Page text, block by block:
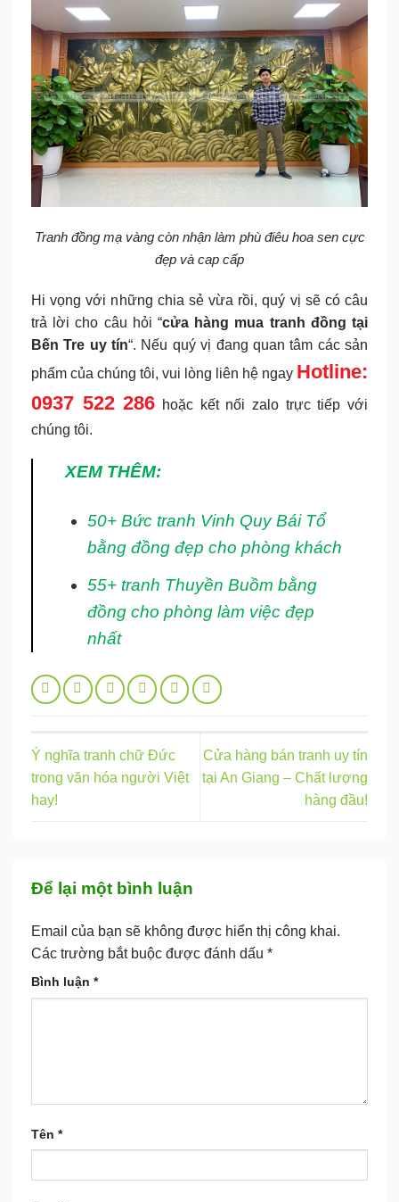
Tranh đồng mạ vàng còn nhận làm phù điêu hoa sen cực
đẹp và cap cấp
Hi vọng với những chia sẻ vừa rồi, quý vị sẽ có câu
trả lời cho câu hỏi “cửa hàng mua tranh đồng tại
Bến Tre uy tín“. Nếu quý vị đang quan tâm các sản
phẩm của chúng tôi, vui lòng liên hệ ngay Hotline:
0937 522 286 hoặc kết nối zalo trực tiếp với
chúng tôi.
XEM THÊM:
50+ Bức tranh Vinh Quy Bái Tổ
bằng đồngđẹp cho phòng khách
55+ tranh Thuyền Buồm bằng
đồngcho phòng làm việc đẹp
nhất
Ý nghĩa tranh chữ Đức
trong văn hóa người Việt
hay!
Cửa hàng bán tranh uy tín
tại An Giang – Chất lượng
hàng đầu!
Để lại một bình luận
Email của bạn sẽ không được hiển thị công khai.
Các trường bắt buộc được đánh dấu *
Bình luận *
Tên *